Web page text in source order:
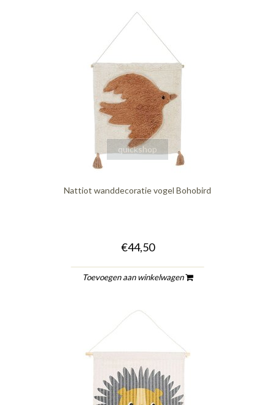
quickshop
Nattiot wanddecoratie vogel Bohobird
€44,50
Toevoegen aan winkelwagen